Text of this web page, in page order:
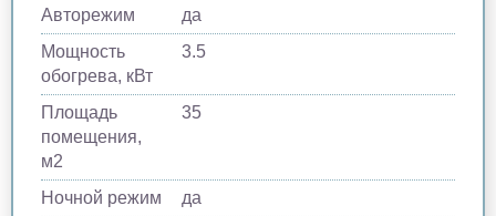
Авторежим
да
Мощность
обогрева, кВт
3.5
Площадь
помещения,
м2
35
Ночной режим
да